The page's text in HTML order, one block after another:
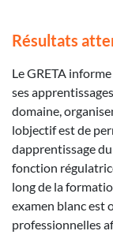
Résultats
Le GRETA
ses
domaine,
lobjectif est de
dapprentissage
fonction
long de la
examen blanc est
professionnelles